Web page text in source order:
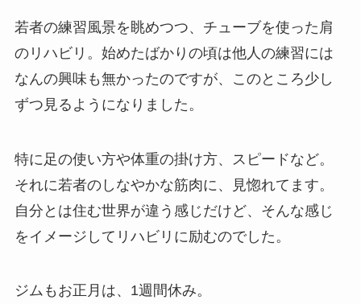
若者の練習風景を眺めつつ、チューブを使った肩
のリハビリ。始めたばかりの頃は他人の練習には
なんの興味も無かったのですが、このところ少し
ずつ見るようになりました。
特に足の使い方や体重の掛け方、スピードなど。
それに若者のしなやかな筋肉に、見惚れてます。
自分とは住む世界が違う感じだけど、そんな感じ
をイメージしてリハビリに励むのでした。
ジムもお正月は、1週間休み。